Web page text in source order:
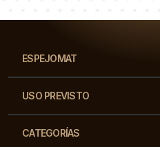
ESPEJOMAT
USO PREVISTO
CATEGORÍAS